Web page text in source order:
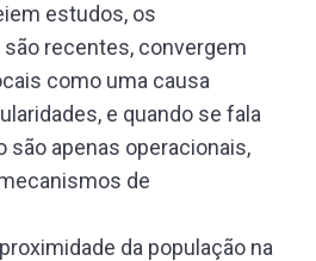
estudos, os
recentes, convergem
como uma causa
e quando se fala
são apenas operacionais,
de
da população na